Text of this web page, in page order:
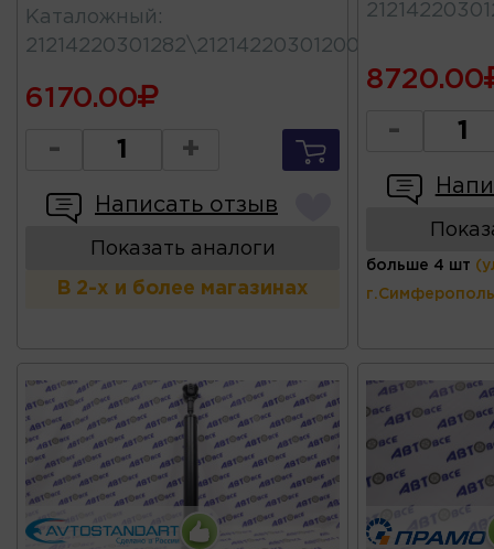
Каталожный :
6170.00
- +
Написать отзыв
Показать аналоги
В 2-х и более магазинах
8720.00
-
больше 4 шт